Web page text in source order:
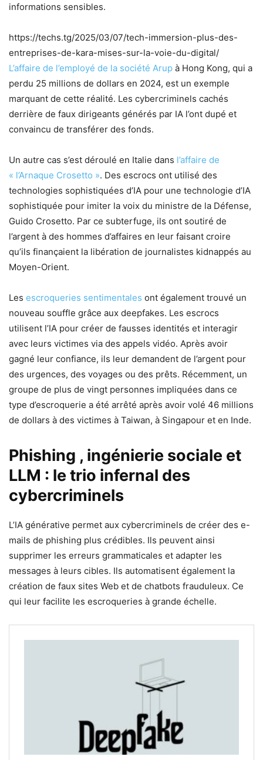
informations sensibles.
https://techs.tg/2025/03/07/tech-immersion-plus-des-
entreprises-de-kara-mises-sur-la-voie-du-digital/
L’affaire de l’employé de la société Arup à Hong Kong, qui a
perdu 25 millions de dollars en 2024, est un exemple
marquant de cette réalité. Les cybercriminels cachés
derrière de faux dirigeants générés par IA l’ont dupé et
convaincu de transférer des fonds.
Un autre cas s’est déroulé en Italie dans l’affaire de
« l’Arnaque Crosetto ». Des escrocs ont utilisé des
technologies sophistiquées d’IA pour une technologie d’IA
sophistiquée pour imiter la voix du ministre de la Défense,
Guido Crosetto. Par ce subterfuge, ils ont soutiré de
l’argent à des hommes d’affaires en leur faisant croire
qu’ils finançaient la libération de journalistes kidnappés au
Moyen-Orient.
Les escroqueries sentimentales ont également trouvé un
nouveau souffle grâce aux deepfakes. Les escrocs
utilisent l’IA pour créer de fausses identités et interagir
avec leurs victimes via des appels vidéo. Après avoir
gagné leur confiance, ils leur demandent de l’argent pour
des urgences, des voyages ou des prêts. Récemment, un
groupe de plus de vingt personnes impliquées dans ce
type d’escroquerie a été arrêté après avoir volé 46 millions
de dollars à des victimes à Taiwan, à Singapour et en Inde.
Phishing , ingénierie sociale et
LLM : le trio infernal des
cybercriminels
L’IA générative permet aux cybercriminels de créer des e-
mails de phishing plus crédibles. Ils peuvent ainsi
supprimer les erreurs grammaticales et adapter les
messages à leurs cibles. Ils automatisent également la
création de faux sites Web et de chatbots frauduleux. Ce
qui leur facilite les escroqueries à grande échelle.